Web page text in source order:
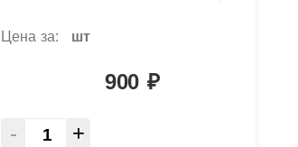
Цена за: шт
900 ₽
- +